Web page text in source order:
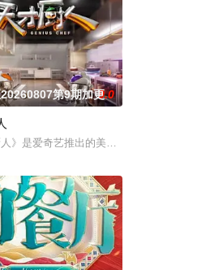
。他们需要突破自身极限，扭转
全国各地脱口秀俱乐部的优秀单口喜剧演
第9期加更9.0
人》是爱奇艺推出的美食竞技类真人秀 ，由